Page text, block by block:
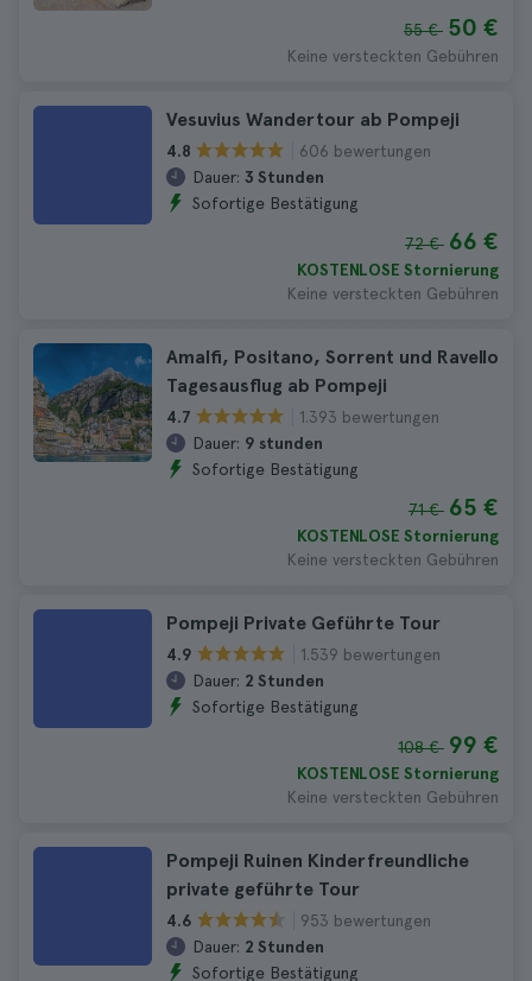
55 € 50 €
Keine versteckten Gebühren
Vesuvius Wandertour ab Pompeji
4.8
606 bewertungen
Dauer: 3 Stunden
Sofortige Bestätigung
72 € 66 €
KOSTENLOSE Stornierung
Keine versteckten Gebühren
Amalfi, Positano, Sorrent und Ravello
Tagesausflug ab Pompeji
4.7
1.393 bewertungen
Dauer: 9 stunden
Sofortige Bestätigung
71 € 65 €
KOSTENLOSE Stornierung
Keine versteckten Gebühren
Pompeji Private Geführte Tour
4.9
1.539 bewertungen
Dauer: 2 Stunden
Sofortige Bestätigung
108 € 99 €
KOSTENLOSE Stornierung
Keine versteckten Gebühren
Pompeji Ruinen Kinderfreundliche
private geführte Tour
4.6
953 bewertungen
Dauer: 2 Stunden
Sofortige Bestätigung